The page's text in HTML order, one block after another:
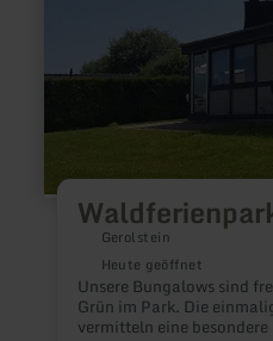
Gerolstein
Heute geöffnet
Unsere Bungalows sind
Grün im Park. Die
vermitteln eine